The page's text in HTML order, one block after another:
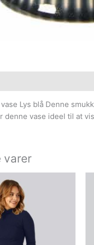
vase Lys blå Denne
denne vase ideel til at
varer